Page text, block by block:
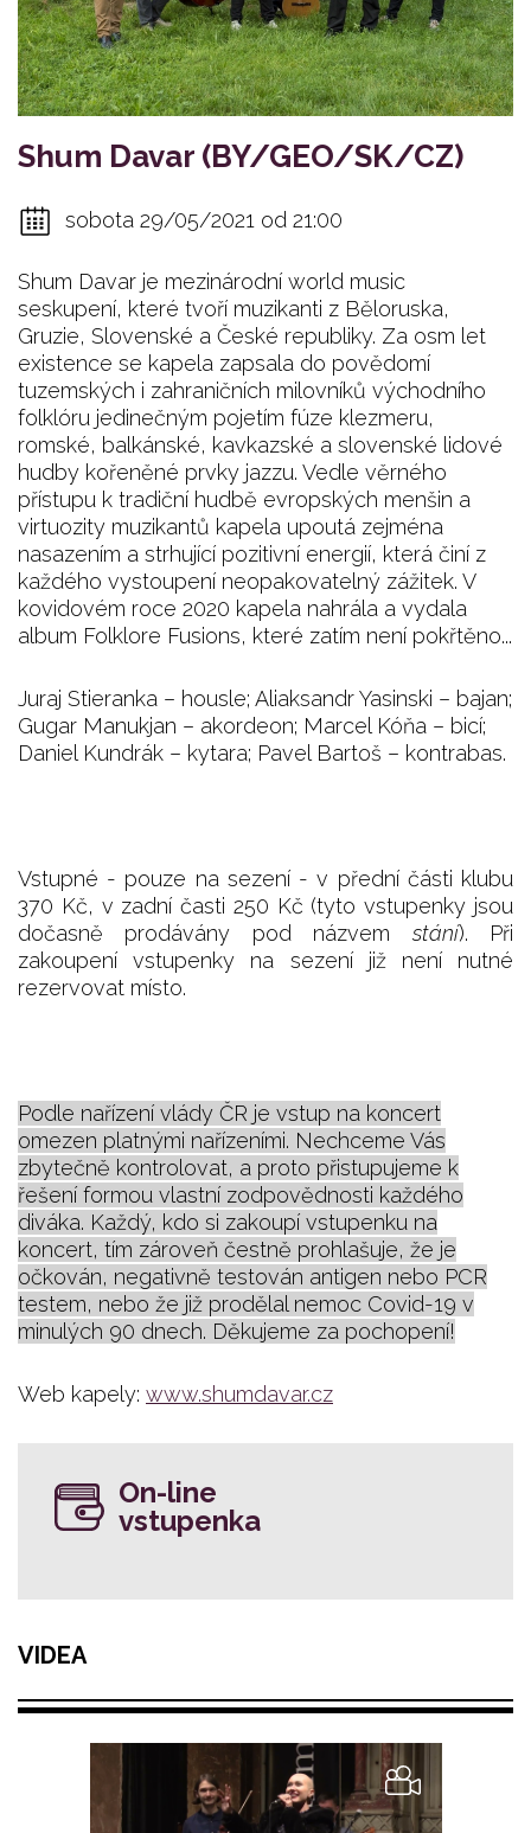
Shum Davar (BY/GEO/SK/CZ)
sobota 29/05/2021 od 21:00
Shum Davar je mezinárodní world music
seskupení, které tvoří muzikanti z Běloruska,
Gruzie, Slovenské a České republiky. Za osm let
existence se kapela zapsala do povědomí
tuzemských i zahraničních milovníků východního
folklóru jedinečným pojetím fúze klezmeru,
romské, balkánské, kavkazské a slovenské lidové
hudby kořeněné prvky jazzu. Vedle věrného
přístupu k tradiční hudbě evropských menšin a
virtuozity muzikantů kapela upoutá zejména
nasazením a strhující pozitivní energií, která činí z
každého vystoupení neopakovatelný zážitek. V
kovidovém roce 2020 kapela nahrála a vydala
album Folklore Fusions, které zatím není pokřtěno...
Juraj Stieranka – housle; Aliaksandr Yasinski – bajan;
Gugar Manukjan – akordeon; Marcel Kóňa – bicí;
Daniel Kundrák – kytara; Pavel Bartoš – kontrabas.
Vstupné - pouze na sezení - v přední části klubu
370 Kč, v zadní časti 250 Kč (tyto vstupenky jsou
dočasně prodávány pod názvemstání). Při
zakoupení vstupenky na sezení již není nutné
rezervovat místo.
Podle nařízení vlády ČR je vstup na koncert
omezen platnými nařízeními. Nechceme Vás
zbytečně kontrolovat, a proto přistupujeme k
řešení formou vlastní zodpovědnosti každého
diváka. Každý, kdo si zakoupí vstupenku na
koncert, tím zároveň čestně prohlašuje, že je
očkován, negativně testován antigen nebo PCR
testem, nebo že již prodělal nemoc Covid-19 v
minulých 90 dnech. Děkujeme za pochopení!
Web kapely: www.shumdavar.cz
On-line
vstupenka
VIDEA